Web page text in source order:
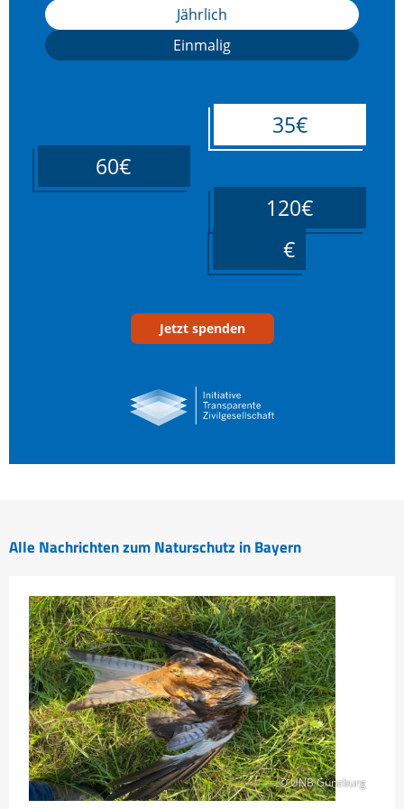
Jährlich
Einmalig
35€
60€
120€
Jetzt spenden
Alle Nachrichten zum Naturschutz in Bayern
© UNB Günzburg